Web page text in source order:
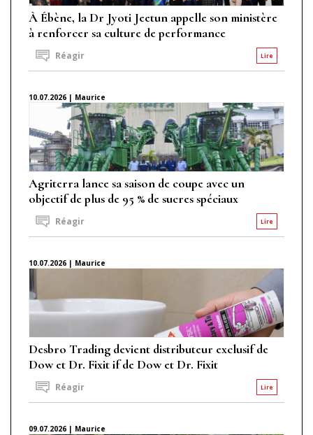
À Ébène, la Dr Jyoti Jeetun appelle son ministère
à renforcer sa culture de performance
Lire
Réagir
10.07.2026 | Maurice
Agriterra lance sa saison de coupe avec un
objectif de plus de 95 % de sucres spéciaux
Lire
Réagir
10.07.2026 | Maurice
Desbro Trading devient distributeur exclusif de
Dow et Dr. Fixit if de Dow et Dr. Fixit
Lire
Réagir
09.07.2026 | Maurice